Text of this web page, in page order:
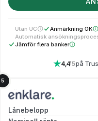
Utan UC
Kreditupplysning tas via UC
Anmärkning OK
Ansökan kan
Automatisk
Ansökan handläggs manuellt
Jämför flera banker
En ansökan jämförs mot 40
4,4/5på
5
Lånebelopp